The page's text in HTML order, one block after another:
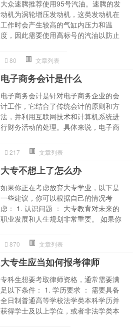
大众速腾推荐使用95号汽油。速腾的发
动机为涡轮增压发动机，这类发动机在
工作时会产生较高的气缸内压力和温
度，因此需要使用高标号的汽油以防止
80 文章列表
电子商务会计是什么
电子商务会计是针对电子商务企业的会
计工作，它结合了传统会计的原则和方
法，并利用互联网技术和计算机系统进
行财务活动的处理。具体来说，电子商
217 文章列表
大专不想上了怎么办
如果你正在考虑放弃大专学业，以下是
一些建议，你可以根据自己的情况考
虑： 1. 认识问题 ： 大专教育对未来的
职业发展和人生规划非常重要。 如果你
870 文章列表
大专生应当如何报考律师
专科生想要考取律师资格，通常需要满
足以下条件： 1. 学历要求 ： 需要具备
全日制普通高等学校法学类本科学历并
获得学士及以上学位，或者非法学类本